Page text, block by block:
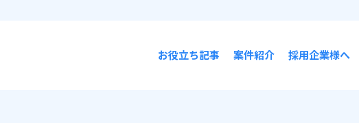
お役立ち記事 案件紹介 採用企業様へ